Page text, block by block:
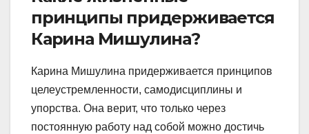
принципы придерживается
Карина Мишулина?
Карина Мишулина придерживается принципов
целеустремленности, самодисциплины и
упорства. Она верит, что только через
постоянную работу над собой можно достичь